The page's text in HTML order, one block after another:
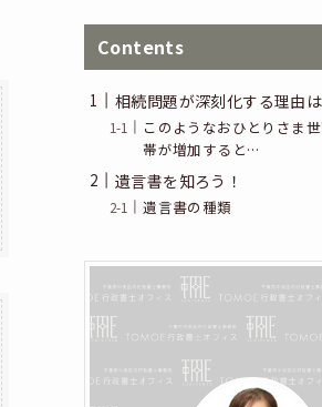
Contents
相続問題が深刻化する理由
このようなおひとりさま
帯が増加すると…
遺言書を知ろう！
遺言書の種類